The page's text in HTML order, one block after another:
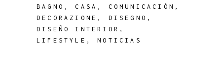
BAGNO ,CASA , COMUNICACIÓN ,
DECORAZIONE , DISEGNO ,
DISEÑO INTERIOR ,
LIFESTYLE ,NOTICIAS